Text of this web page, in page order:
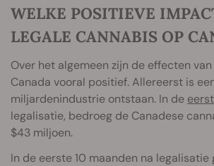
WELKE POSITIEVE
LEGALE CANNABIS OP
Over het algemeen zijn de effecten
Canada vooral positief. Allereerst is
miljardenindustrie ontstaan. In de
legalisatie, bedroeg de Canadese
$43 miljoen.
In de eerste 10 maanden na